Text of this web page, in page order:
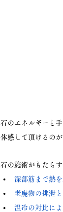
石のエネルギーと
体感して頂けるのが
石の施術がもたら
深部筋まで熱
老廃物の排泄
温冷の対比に